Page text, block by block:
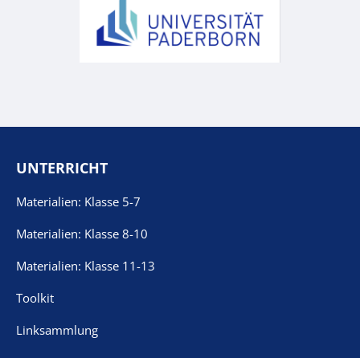
UNTERRICHT
Materialien: Klasse 5-7
Materialien: Klasse 8-10
Materialien: Klasse 11-13
Toolkit
Linksammlung